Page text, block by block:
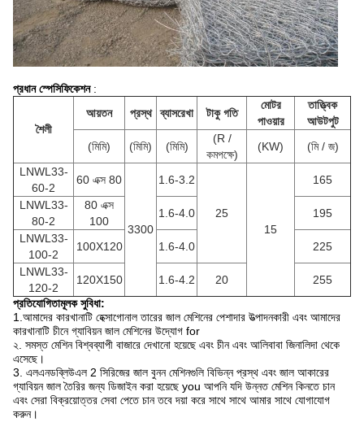
প্রধান স্পেসিফিকেশন:
শৈলী
আয়তন প্রস্থ ব্যাসরেখা টাকু গতি
মোটর
পাওয়ার
তাত্ত্বিক
আউটপুট
(মিমি)
(মিমি) (মিমি)
(R /
কমপক্ষে)
(KW)
(মি / জ)
LNWL33-
60-2
60 এক্স 80
3300
1.6-3.2
25
15
165
LNWL33-
80-2
80 এক্স
100
1.6-4.0
195
LNWL33-
100-2
100X120 1.6-4.0
225
LNWL33-
120-2
120X150 1.6-4.2 20
255
প্রতিযোগিতামূলক সুবিধা:
1.আমাদের কারখানাটি হেক্সাগোনাল তারের জাল মেশিনের পেশাদার উত্পাদনকারী এবং আমাদের
কারখানাটি চীনে গ্যাবিয়ন জাল মেশিনের উদ্যোগ for
২. সমস্ত মেশিন বিশ্বব্যাপী বাজারে দেখানো হয়েছে এবং চীন এবং আলিবাবা জিনালিদা থেকে
এসেছে।
3. এলএনডব্লিউএল 2 সিরিজের জাল বুনন মেশিনগুলি বিভিন্ন প্রস্থ এবং জাল আকারের
গ্যাবিয়ন জাল তৈরির জন্য ডিজাইন করা হয়েছে you আপনি যদি উন্নত মেশিন কিনতে চান
এবং সেরা বিক্রয়োত্তর সেবা পেতে চান তবে দয়া করে সাথে সাথে আমার সাথে যোগাযোগ
করুন।